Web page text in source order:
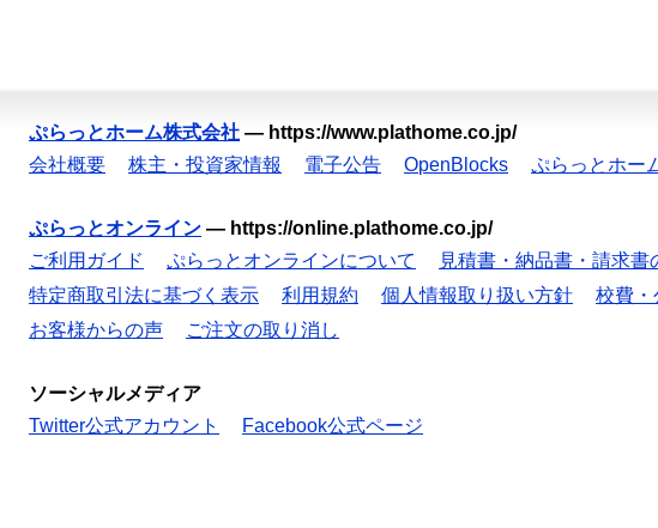
ぷらっとホーム株式会社 — https://www.plathome.co.jp/
会社概要
株主・投資家情報 電子公告 OpenBlocks ぷらっとホー
ぷらっとオンライン — https://online.plathome.co.jp/
ご利用ガイド
ぷらっとオンラインについて 見積書・納品書・請求書
特定商取引法に基づく表示
利用規約 個人情報取り扱い方針 校費・
お客様からの声
ご注文の取り消し
ソーシャルメディア
Twitter公式アカウント
Facebook公式ページ